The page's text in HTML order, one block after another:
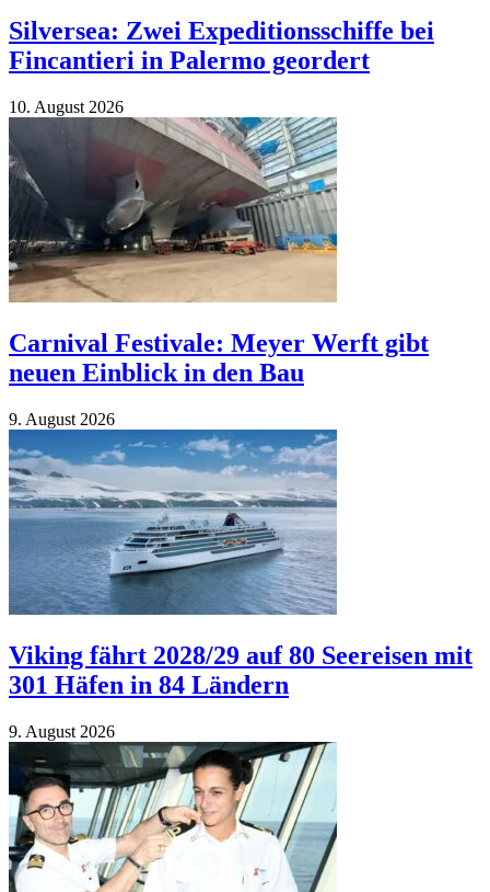
Silversea: Zwei Expeditionsschiffe bei
Fincantieri in Palermo geordert
10. August 2026
Carnival Festivale: Meyer Werft gibt
neuen Einblick in den Bau
9. August 2026
Viking fährt 2028/​29 auf 80 Seereisen mit
301 Häfen in 84 Ländern
9. August 2026